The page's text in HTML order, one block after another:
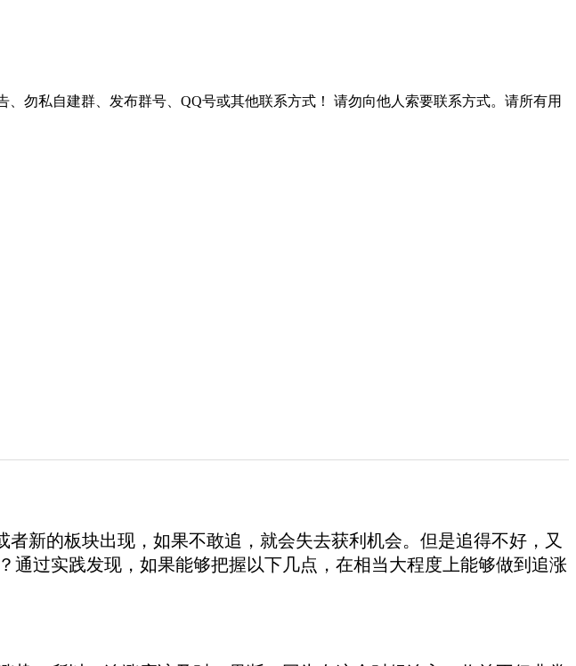
、勿私自建群、发布群号、QQ号或其他联系方式！
请勿向他人索要联系方式。请所有用
新的板块出现，如果不敢追，就会失去获利机会。但是追得不好，又
通过实践发现，如果能够把握以下几点，在相当大程度上能够做到追涨